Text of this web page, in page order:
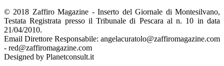
© 2018 Zaffiro Magazine - Inserto del Giornale di Montesilvano,
Testata Registrata presso il Tribunale di Pescara al n. 10 in data
21/04/2010.
Email Direttore Responsabile: angelacuratolo@zaffiromagazine.com
- red@zaffiromagazine.com
Designed by Planetconsult.it